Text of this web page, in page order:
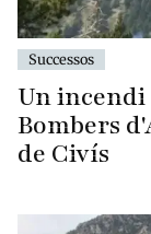
Successos
Un
Bombers
de Civís